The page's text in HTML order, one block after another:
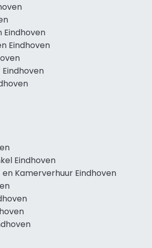
Eindhoven
Eindhoven
Eindhoven
Kamerverhuur Eindhoven